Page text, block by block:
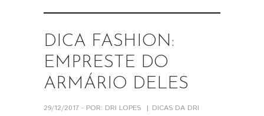
DICA FASHION:
EMPRESTE DO
ARMÁRIO DELES
29/12/2017 - POR: DRI LOPES DICAS DA DRI